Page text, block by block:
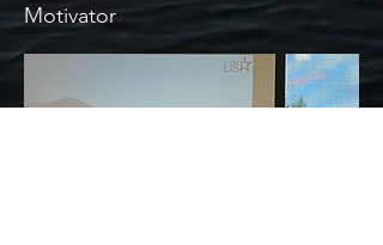
Motivator